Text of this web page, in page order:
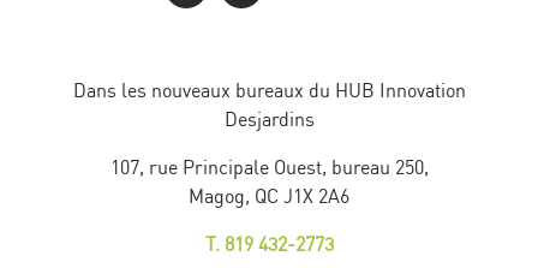
Dans les nouveaux bureaux du HUB Innovation
Desjardins
107, rue Principale Ouest, bureau 250,
Magog, QC J1X 2A6
T. 819 432-2773